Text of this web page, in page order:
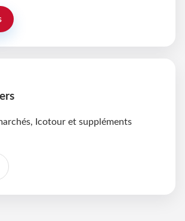
Icotour et suppléments